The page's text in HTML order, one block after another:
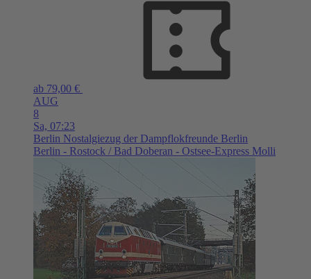
ab 79,00 €
AUG
8
Sa, 07:23
Berlin Nostalgiezug der Dampflokfreunde Berlin
Berlin - Rostock / Bad Doberan - Ostsee-Express Molli